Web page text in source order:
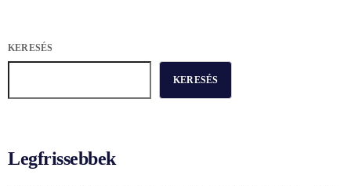
KERESÉS
KERESÉS
Legfrissebbek